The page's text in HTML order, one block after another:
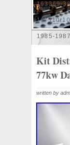
163369-
1985-
Kit
77kw
written by